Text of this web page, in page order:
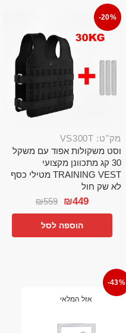
-20%
מק"ט: VS300T
וסט משקולות אפוד עם משקל
30 קג מתכוונן מקצועי
TRAINING VEST מטילי כסף
לא שק חול
₪559 ₪449
הוספה לסל
-43%
אזל המלאי